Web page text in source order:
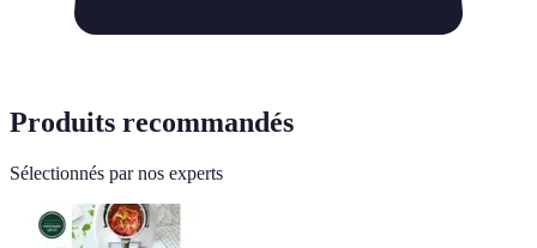
Produits recommandés
Sélectionnés par nos experts